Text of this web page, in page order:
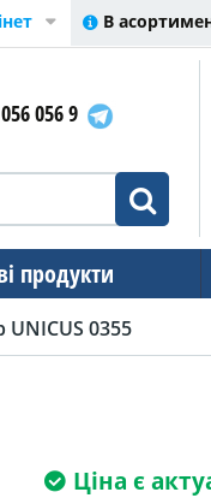
В
056 9
продукти
UNICUS 0355
Ціна є